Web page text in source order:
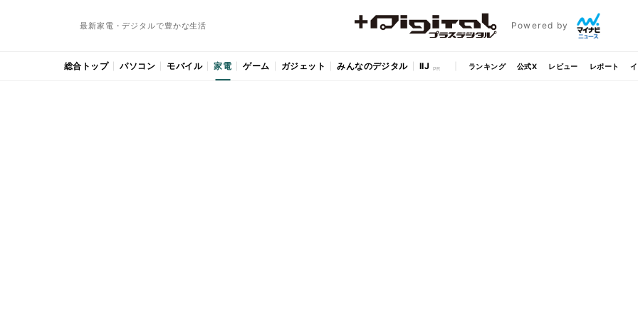
最新家電・デジタルで豊かな生活 Powered by
総合トップ パソコン モバイル 家電 ゲーム ガジェット みんなのデジタル IIJ ランキング 公式X レビュー レポート